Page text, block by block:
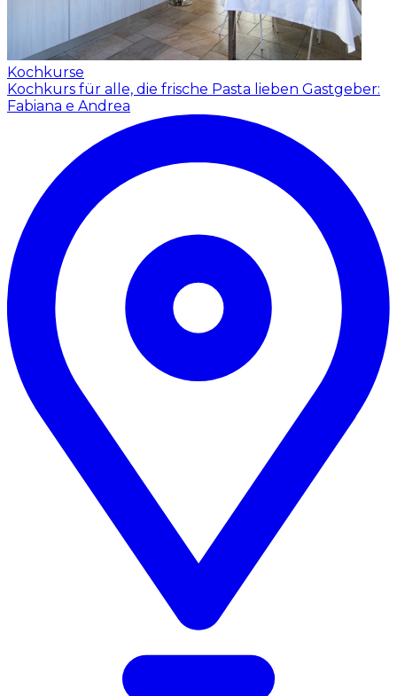
Kochkurse
Kochkurs für alle, die frische Pasta lieben Gastgeber:
Fabiana e Andrea